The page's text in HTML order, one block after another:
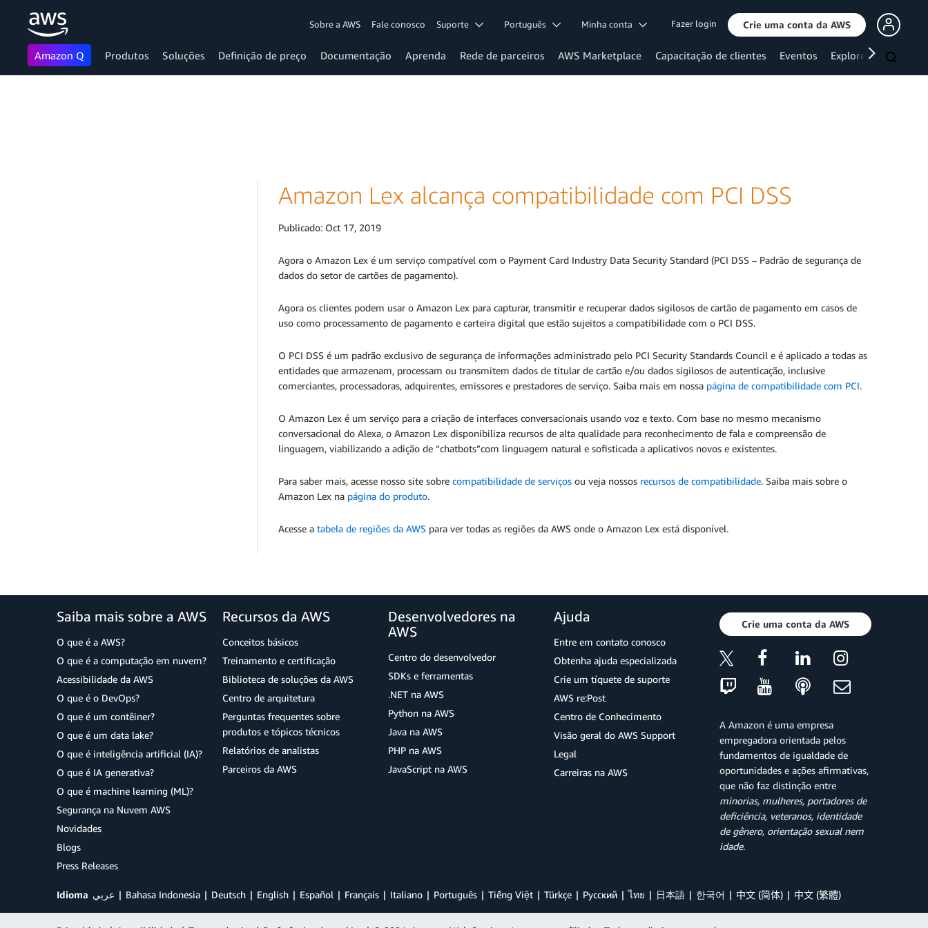
Sobre a AWS Fale conosco Suporte Português Minha conta Fazer login Crie uma conta da AWS
Amazon Q Produtos Soluções Definição de preço Documentação Aprenda Rede de parceiros AWS Marketplace Capacitação de clientes Eventos Explore mais
Amazon Lex alcança compatibilidade com PCI DSS
Publicado: Oct 17, 2019
Agora o Amazon Lex é um serviço compatível com o Payment Card Industry Data Security Standard (PCI DSS – Padrão de segurança de
dados do setor de cartões de pagamento).
Agora os clientes podem usar o Amazon Lex para capturar, transmitir e recuperar dados sigilosos de cartão de pagamento em casos de
uso como processamento de pagamento e carteira digital que estão sujeitos a compatibilidade com o PCI DSS.
O PCI DSS é um padrão exclusivo de segurança de informações administrado pelo PCI Security Standards Council e é aplicado a todas as
entidades que armazenam, processam ou transmitem dados de titular de cartão e/ou dados sigilosos de autenticação, inclusive
comerciantes, processadoras, adquirentes, emissores e prestadores de serviço. Saiba mais em nossa página de compatibilidade com PCI.
O Amazon Lex é um serviço para a criação de interfaces conversacionais usando voz e texto. Com base no mesmo mecanismo
conversacional do Alexa, o Amazon Lex disponibiliza recursos de alta qualidade para reconhecimento de fala e compreensão de
linguagem, viabilizando a adição de “chatbots”com linguagem natural e sofisticada a aplicativos novos e existentes.
Para saber mais, acesse nosso site sobre compatibilidade de serviços ou veja nossos recursos de compatibilidade. Saiba mais sobre o
Amazon Lex na página do produto.
Acesse a tabela de regiões da AWS para ver todas as regiões da AWS onde o Amazon Lex está disponível.
Saiba mais sobre a AWS
O que é a AWS?
O que é a computação em nuvem?
Acessibilidade da AWS
O que é o DevOps?
O que é um contêiner?
O que é um data lake?
O que é inteligência artificial (IA)?
O que é IA generativa?
O que é machine learning (ML)?
Segurança na Nuvem AWS
Novidades
Blogs
Press Releases
Recursos da AWS
Conceitos básicos
Treinamento e certificação
Biblioteca de soluções da AWS
Centro de arquitetura
Perguntas frequentes sobre
produtos e tópicos técnicos
Relatórios de analistas
Parceiros da AWS
Desenvolvedores na
AWS
Centro do desenvolvedor
SDKs e ferramentas
.NET na AWS
Python na AWS
Java na AWS
PHP na AWS
JavaScript na AWS
Ajuda
Entre em contato conosco
Obtenha ajuda especializada
Crie um tíquete de suporte
AWS re:Post
Centro de Conhecimento
Visão geral do AWS Support
Legal
Carreiras na AWS
Crie uma conta da AWS
A Amazon é uma empresa
empregadora orientada pelos
fundamentos de igualdade de
oportunidades e ações afirmativas,
que não faz distinção entre
minorias, mulheres, portadores de
deficiência, veteranos, identidade
de gênero, orientação sexual nem
idade.
Idioma عربي Bahasa Indonesia Deutsch English Español Français Italiano Português Tiếng Việt Türkçe Ρусский ไทย 日本語 한국어 中文 (简体) 中文 (繁體)